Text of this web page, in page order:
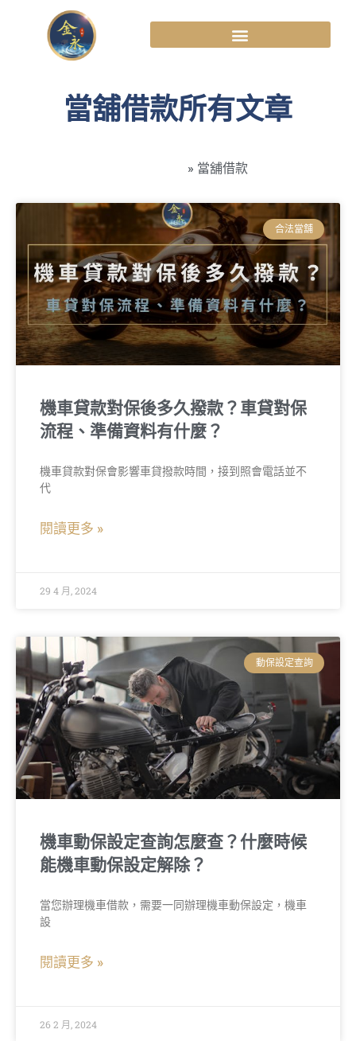
當舖借款所有文章
» 當舖借款
合法當舖
機車貸款對保後多久撥款？車貸對保
流程、準備資料有什麼？
機車貸款對保會影響車貸撥款時間，接到照會電話並不
代
閱讀更多 »
29 4 月, 2024
動保設定查詢
機車動保設定查詢怎麼查？什麼時候
能機車動保設定解除？
當您辦理機車借款，需要一同辦理機車動保設定，機車
設
閱讀更多 »
26 2 月, 2024